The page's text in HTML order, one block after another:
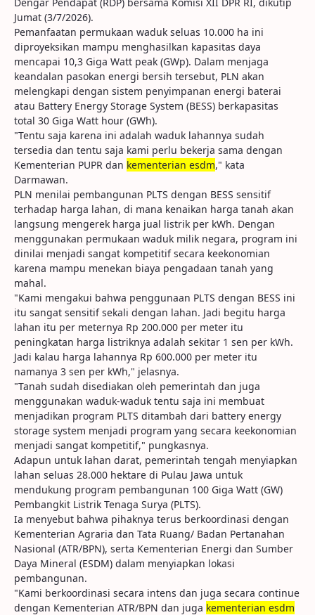
Jumat (3/7/2026).
Pemanfaatan permukaan waduk seluas 10.000 ha ini
diproyeksikan mampu menghasilkan kapasitas daya
mencapai 10,3 Giga Watt peak (GWp). Dalam menjaga
keandalan pasokan energi bersih tersebut, PLN akan
melengkapi dengan sistem penyimpanan energi baterai
atau Battery Energy Storage System (BESS) berkapasitas
total 30 Giga Watt hour (GWh).
"Tentu saja karena ini adalah waduk lahannya sudah
tersedia dan tentu saja kami perlu bekerja sama dengan
Kementerian PUPR dan kementerian esdm," kata
Darmawan.
PLN menilai pembangunan PLTS dengan BESS sensitif
terhadap harga lahan, di mana kenaikan harga tanah akan
langsung mengerek harga jual listrik per kWh. Dengan
menggunakan permukaan waduk milik negara, program ini
dinilai menjadi sangat kompetitif secara keekonomian
karena mampu menekan biaya pengadaan tanah yang
mahal.
"Kami mengakui bahwa penggunaan PLTS dengan BESS ini
itu sangat sensitif sekali dengan lahan. Jadi begitu harga
lahan itu per meternya Rp 200.000 per meter itu
peningkatan harga listriknya adalah sekitar 1 sen per kWh.
Jadi kalau harga lahannya Rp 600.000 per meter itu
namanya 3 sen per kWh," jelasnya.
"Tanah sudah disediakan oleh pemerintah dan juga
menggunakan waduk-waduk tentu saja ini membuat
menjadikan program PLTS ditambah dari battery energy
storage system menjadi program yang secara keekonomian
menjadi sangat kompetitif," pungkasnya.
Adapun untuk lahan darat, pemerintah tengah menyiapkan
lahan seluas 28.000 hektare di Pulau Jawa untuk
mendukung program pembangunan 100 Giga Watt (GW)
Pembangkit Listrik Tenaga Surya (PLTS).
Ia menyebut bahwa pihaknya terus berkoordinasi dengan
Kementerian Agraria dan Tata Ruang/ Badan Pertanahan
Nasional (ATR/BPN), serta Kementerian Energi dan Sumber
Daya Mineral (ESDM) dalam menyiapkan lokasi
pembangunan.
"Kami berkoordinasi secara intens dan juga secara continue
dengan Kementerian ATR/BPN dan juga kementerian esdm